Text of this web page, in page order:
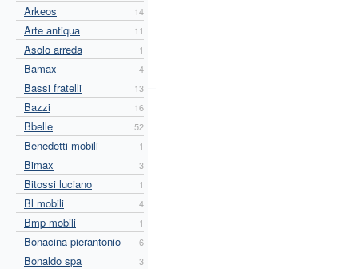
Arkeos 14
Arte antiqua 11
Asolo arreda 1
Bamax 4
Bassi fratelli 13
Bazzi 16
Bbelle 52
Benedetti mobili 1
Bimax 3
Bitossi luciano 1
Bl mobili 4
Bmp mobili 1
Bonacina pierantonio 6
Bonaldo spa 3